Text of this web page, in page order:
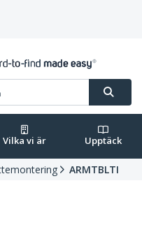
Vilka vi är Upptäck
ARMTBLTI